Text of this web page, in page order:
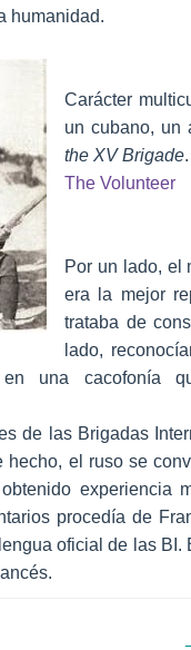
humanidad.
Carácter
un cubano, un
the XV Brigade.
The Volunteer
Por un lado, el
era la mejor
trataba de
lado,
en una cacofonía
de las Brigadas
hecho, el ruso se
experiencia
procedía de
oficial de las